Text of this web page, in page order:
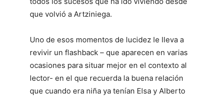
que volvió a Artziniega.
Uno de esos momentos de lucidez le lleva a
revivir un flashback – que aparecen en varias
ocasiones para situar mejor en el contexto al
lector- en el que recuerda la buena relación
que cuando era niña ya tenían Elsa y Alberto